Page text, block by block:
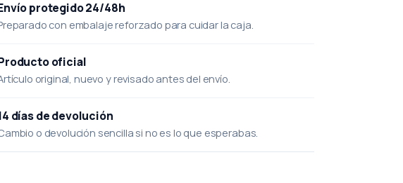
protegido 24/48h
con embalaje reforzado para cuidar la caja.
oficial
original, nuevo y revisado antes del envío.
días de devolución
o devolución sencilla si no es lo que esperabas.